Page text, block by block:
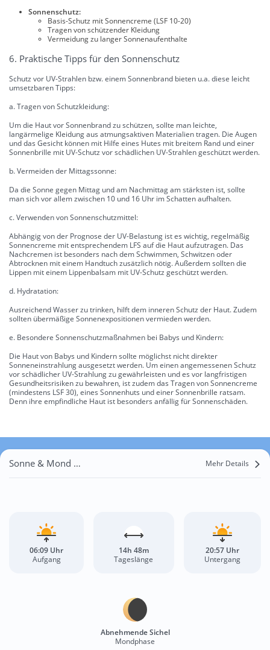
Sonnenschutz:
Basis-Schutz mit Sonnencreme (LSF 10-20)
Tragen von schützender Kleidung
Vermeidung zu langer Sonnenaufenthalte
6. Praktische Tipps für den Sonnenschutz
Schutz vor UV-Strahlen bzw. einem Sonnenbrand bieten u.a. diese leicht
umsetzbaren Tipps:
a. Tragen von Schutzkleidung:
Um die Haut vor Sonnenbrand zu schützen, sollte man leichte,
langärmelige Kleidung aus atmungsaktiven Materialien tragen. Die Augen
und das Gesicht können mit Hilfe eines Hutes mit breitem Rand und einer
Sonnenbrille mit UV-Schutz vor schädlichen UV-Strahlen geschützt werden.
b. Vermeiden der Mittagssonne:
Da die Sonne gegen Mittag und am Nachmittag am stärksten ist, sollte
man sich vor allem zwischen 10 und 16 Uhr im Schatten aufhalten.
c. Verwenden von Sonnenschutzmittel:
Abhängig von der Prognose der UV-Belastung ist es wichtig, regelmäßig
Sonnencreme mit entsprechendem LFS auf die Haut aufzutragen. Das
Nachcremen ist besonders nach dem Schwimmen, Schwitzen oder
Abtrocknen mit einem Handtuch zusätzlich nötig. Außerdem sollten die
Lippen mit einem Lippenbalsam mit UV-Schutz geschützt werden.
d. Hydratation:
Ausreichend Wasser zu trinken, hilft dem inneren Schutz der Haut. Zudem
sollten übermäßige Sonnenexpositionen vermieden werden.
e. Besondere Sonnenschutzmaßnahmen bei Babys und Kindern:
Die Haut von Babys und Kindern sollte möglichst nicht direkter
Sonneneinstrahlung ausgesetzt werden. Um einen angemessenen Schutz
vor schädlicher UV-Strahlung zu gewährleisten und es vor langfristigen
Gesundheitsrisiken zu bewahren, ist zudem das Tragen von Sonnencreme
(mindestens LSF 30), eines Sonnenhuts und einer Sonnenbrille ratsam.
Denn ihre empfindliche Haut ist besonders anfällig für Sonnenschäden.
Sonne & Mond Landau in der Pfalz Mehr Details
06:09 Uhr
Aufgang
14h 48m
Tageslänge
20:57 Uhr
Untergang
Abnehmende Sichel
Mondphase